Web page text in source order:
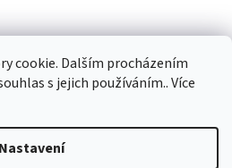
cookie. Dalším procházením
s jejich používáním.. Více
Nastavení